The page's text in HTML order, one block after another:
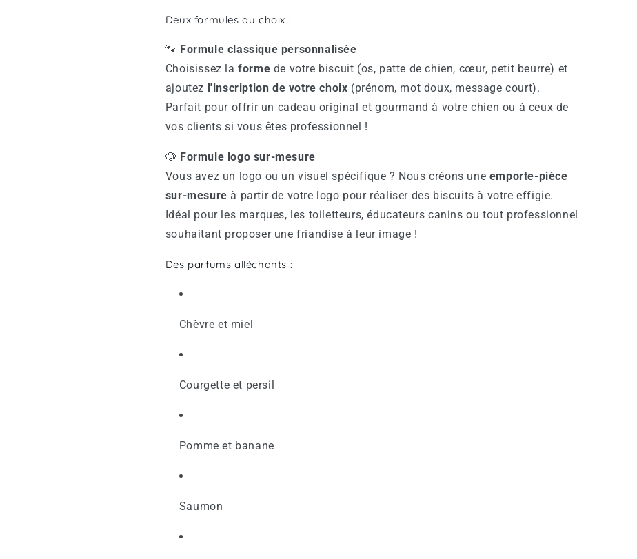
Deux formules au choix :
🐾 Formule classique personnalisée
Choisissez laforme de votre biscuit (os, patte de chien, cœur, petit beurre) et
ajoutez l'inscription de votre choix (prénom, mot doux, message court).
Parfait pour offrir un cadeau original et gourmand à votre chien ou à ceux de
vos clients si vous êtes professionnel !
🐶 Formule logo sur-mesure
Vous avez un logo ou un visuel spécifique ? Nous créons une emporte-pièce
sur-mesure à partir de votre logo pour réaliser des biscuits à votre effigie.
Idéal pour les marques, les toiletteurs, éducateurs canins ou tout professionnel
souhaitant proposer une friandise à leur image !
Des parfums alléchants :
Chèvre et miel
Courgette et persil
Pomme et banane
Saumon